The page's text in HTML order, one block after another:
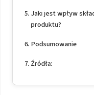
Jaki jest wpływ
produktu?
Podsumowanie
Źródła: